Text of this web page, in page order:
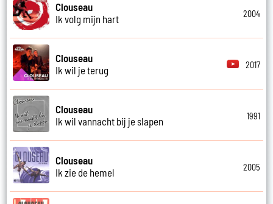
Clouseau
Ik volg mijn hart
2004
Clouseau
Ik wil je terug
2017
Clouseau
Ik wil vannacht bij je slapen
1991
Clouseau
Ik zie de hemel
2005